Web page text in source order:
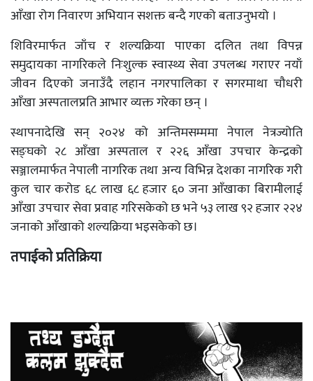
आँखा रोग निवारण अभियान सशक्त बन्दै गएको बताउनुभयो ।
शिविरमार्फत जाँच र शल्यक्रिया पाएका दलित तथा विपन्न
समुदायका नागरिकले निःशुल्क स्वास्थ्य सेवा उपलब्ध गराएर नयाँ
जीवन दिएको जनाउँदै लहान नगरपालिका र सगरमाथा चौधरी
आँखा अस्पतालप्रति आभार व्यक्त गरेका छन् ।
स्थापनादेखि सन् २०२४ को अन्तिमसम्ममा नेपाल नेत्रज्योति
सङ्घको २८ आँखा अस्पताल र २२६ आँखा उपचार केन्द्रको
सञ्जालमार्फत नेपाली नागरिक तथा अन्य विभिन्न देशका नागरिक गरी
कुल चार करोड ६८ लाख ६८ हजार ६० जना आँखाका बिरामीलाई
आँखा उपचार सेवा प्रवाह गरिसकेको छ भने ५३ लाख ९२ हजार २२४
जनाको आँखाको शल्यक्रिया भइसकेको छ।
तपाईको प्रतिक्रिया